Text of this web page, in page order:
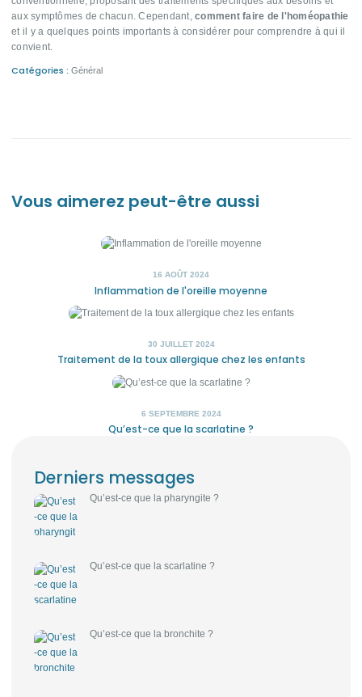
aux symptômes de chacun. Cependant, comment faire de l'homéopathie
et il y a quelques points importants à considérer pour comprendre à qui il
convient.
Catégories : Général
Vous aimerez peut-être aussi
16 AOÛT 2024
Inflammation de l'oreille moyenne
30 JUILLET 2024
Traitement de la toux allergique chez les enfants
6 SEPTEMBRE 2024
Qu’est-ce que la scarlatine ?
Derniers messages
Qu’est-ce que la pharyngite ?
Qu’est-ce que la scarlatine ?
Qu’est-ce que la bronchite ?